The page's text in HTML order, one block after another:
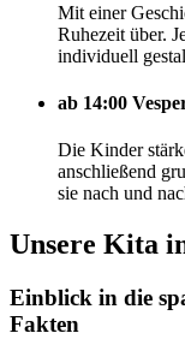
Mit einer
Ruhezeit über.
individuell
ab 14:00
Die Kinder
anschließend
sie nach und
Unsere Kita
Einblick in die
Fakten